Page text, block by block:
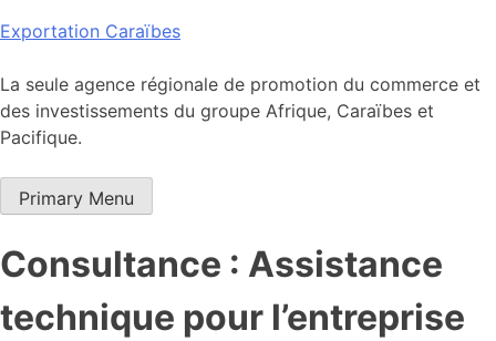
Skip
content
Exportation Caraïbes
La seule agence régionale de promotion du commerce et
des investissements du groupe Afrique, Caraïbes et
Pacifique.
Primary Menu
Consultance : Assistance
technique pour l’entreprise